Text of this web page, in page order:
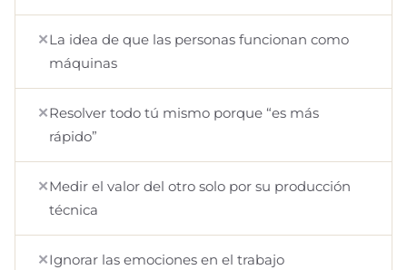
La idea de que las personas funcionan como
máquinas
Resolver todo tú mismo porque “es más
rápido”
Medir el valor del otro solo por su producción
técnica
Ignorar las emociones en el trabajo